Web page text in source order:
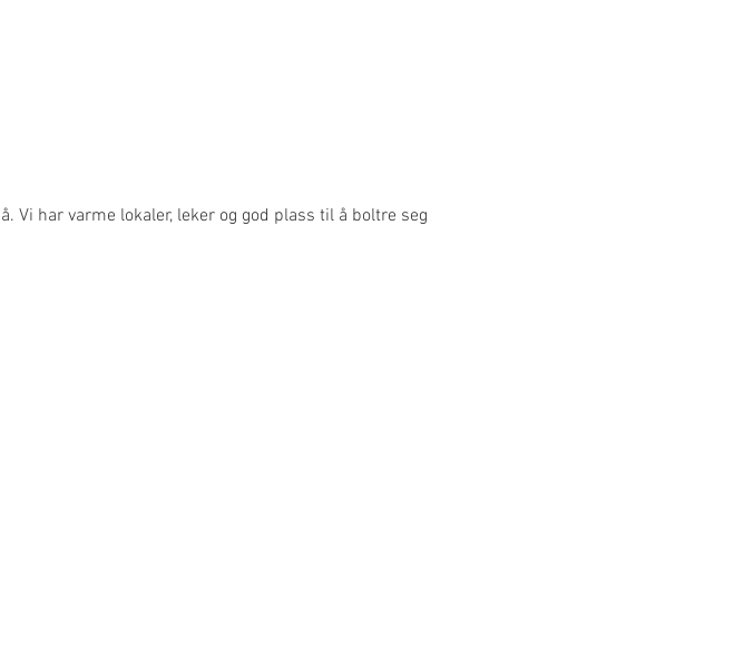
Vi har varme lokaler, leker og god plass til å boltre seg